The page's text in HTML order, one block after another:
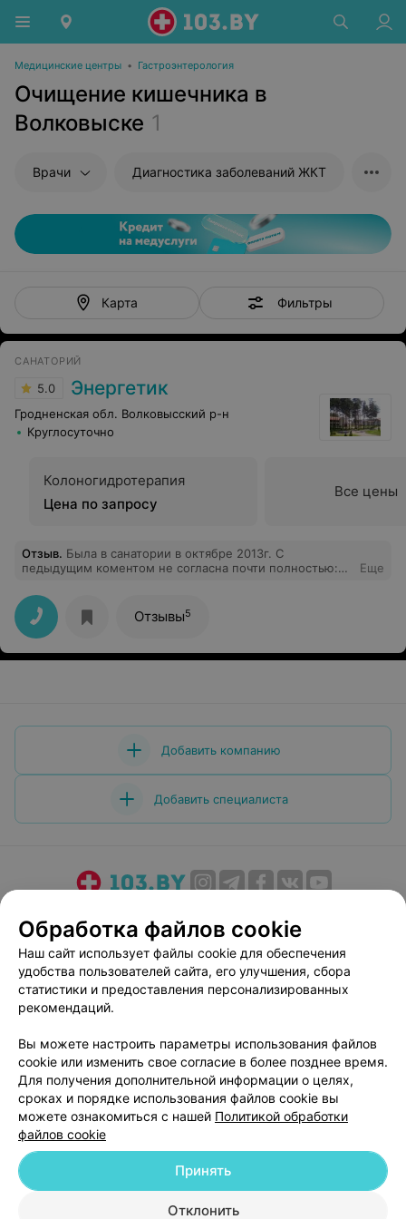
Медицинские центры • Гастроэнтерология
Очищение кишечника в
Волковыске 1
Врачи Диагностика заболеваний ЖКТ
Карта Фильтры
САНАТОРИЙ
5.0 Энергетик
Гродненская обл. Волковысский р-н
Круглосуточно
Колоногидротерапия
Цена по запросу
Все цены
Отзыв. Была в санатории в октябре 2013г. С
педыдущим коментом не согласна почти полностью:
возможно, низкокаллорийно), персонал приветливый,
доброжелательный и вполне профессиональный. Для
женщин много приятных и полезных спа-процедур. В
этом 2014г. опять постараюсь туда попасть. А вообще,
возьму на себя смелость дать совет: как Вы к людям -
Еще
Отзывы5
Добавить компанию
Добавить специалиста
Медицинский маркетинг
Публичный договор
Пользовательское соглашение
Способы оплаты
Вакансии
Партнеры
Написать руководителю 103.by
Персональные настройки cookie
Обработка персональных данных
© 2026 ООО «Артокс Лаб», УНП 191700409| 220012, Республика Беларусь,
Обработка файлов cookie
Наш сайт использует файлы cookie для обеспечения
удобства пользователей сайта, его улучшения, сбора
статистики и предоставления персонализированных
рекомендаций.
Вы можете настроить параметры использования файлов
cookie или изменить свое согласие в более позднее время.
Для получения дополнительной информации о целях,
сроках и порядке использования файлов cookie вы
можете ознакомиться с нашей Политикой обработки
файлов cookie
Отклонить
Принять